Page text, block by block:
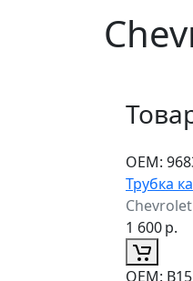
ОЕМ:
Трубка
1 600р.
ОЕМ: